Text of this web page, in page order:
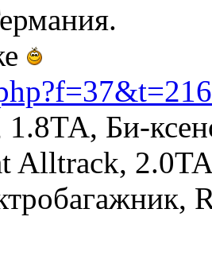
Би-
Alltrack,